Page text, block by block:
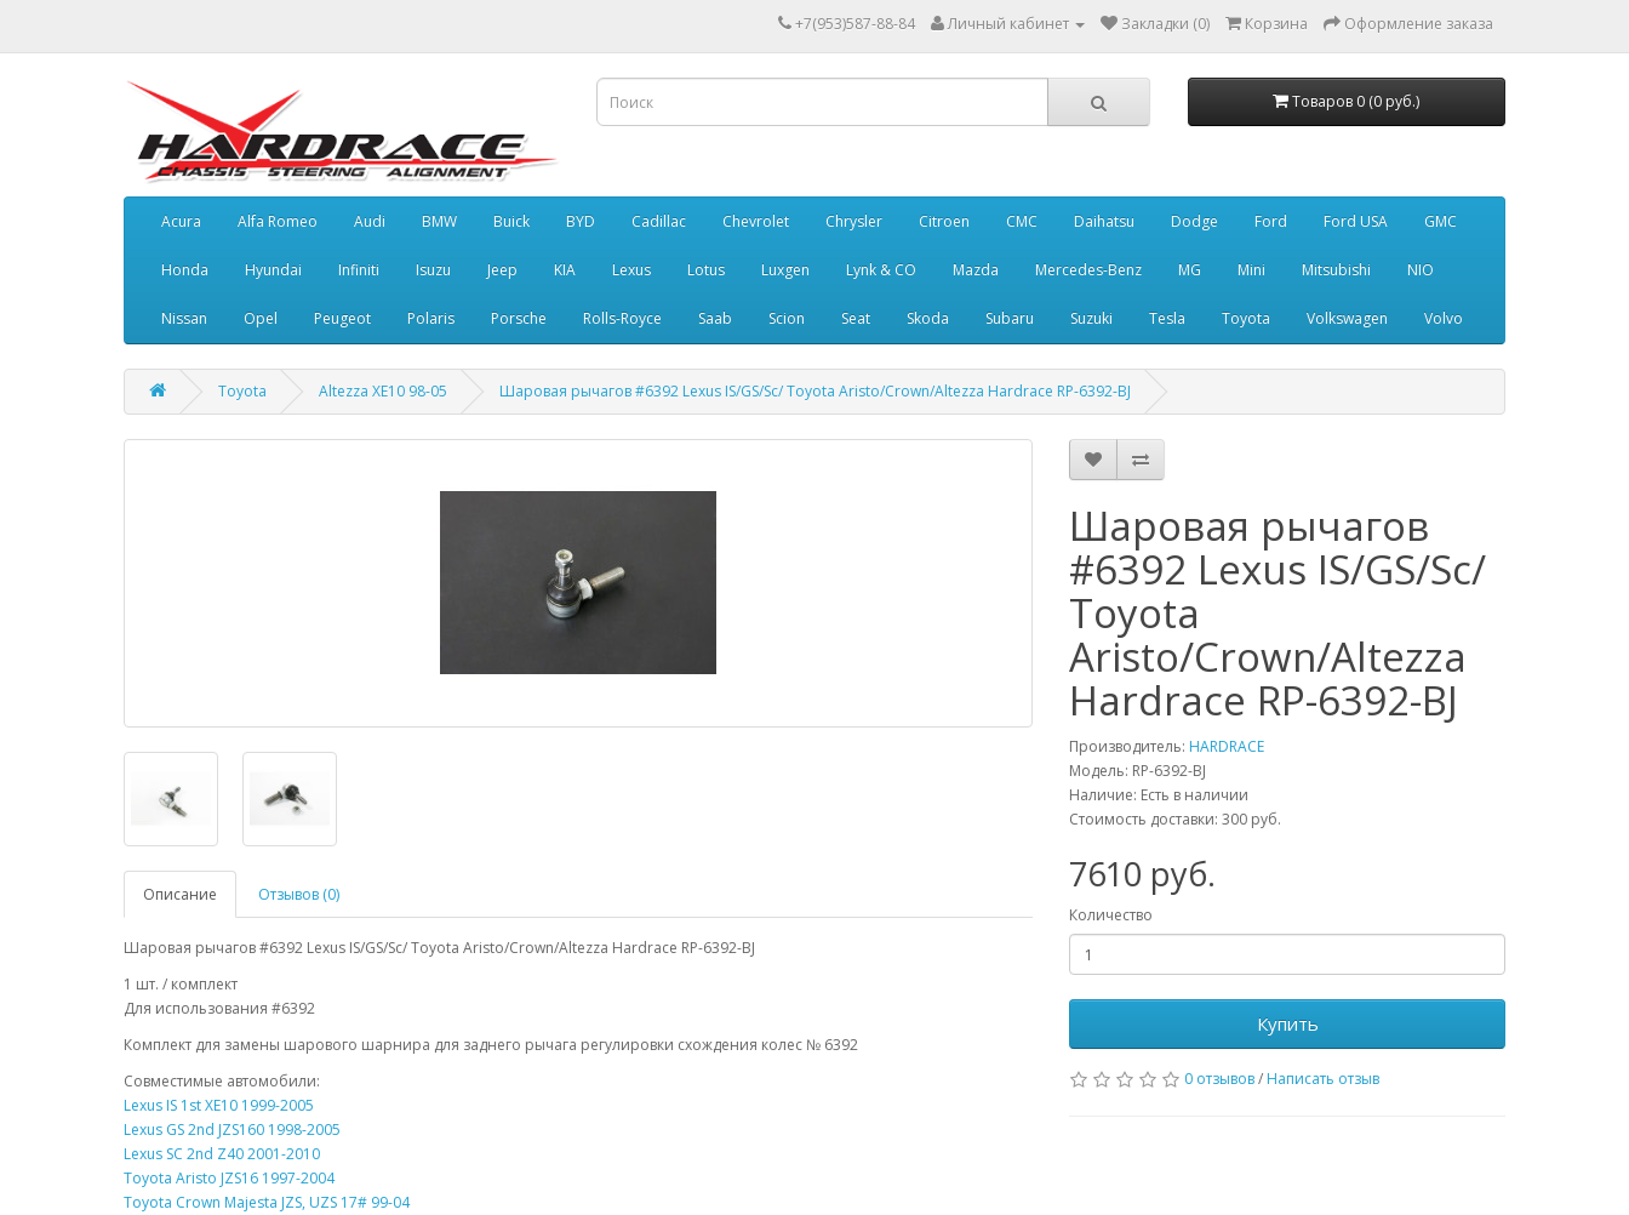
+7(953)587-88-84 Личный кабинет Закладки (0) Корзина Оформление заказа
Товаров 0 (0 руб.)
Acura Alfa Romeo Audi BMW Buick BYD Cadillac Chevrolet Chrysler Citroen CMC Daihatsu Dodge Ford Ford USA GMC
Honda Hyundai Infiniti Isuzu Jeep KIA Lexus Lotus Luxgen Lynk & CO Mazda Mercedes-Benz MG Mini Mitsubishi NIO
Nissan Opel Peugeot Polaris Porsche Rolls-Royce Saab Scion Seat Skoda Subaru Suzuki Tesla Toyota Volkswagen Volvo
Toyota Altezza XE10 98-05 Шаровая рычагов #6392 Lexus IS/GS/Sc/ Toyota Aristo/Crown/Altezza Hardrace RP-6392-BJ
Описание Отзывов (0)
Шаровая рычагов #6392 Lexus IS/GS/Sc/ Toyota Aristo/Crown/Altezza Hardrace RP-6392-BJ
1 шт. / комплект
Для использования #6392
Комплект для замены шарового шарнира для заднего рычага регулировки схождения колес № 6392
Совместимые автомобили:
Lexus IS 1st XE10 1999-2005
Lexus GS 2nd JZS160 1998-2005
Lexus SC 2nd Z40 2001-2010
Toyota Aristo JZS16 1997-2004
Toyota Crown Majesta JZS, UZS 17# 99-04
Шаровая рычагов
#6392 Lexus IS/GS/Sc/
Toyota
Aristo/Crown/Altezza
Hardrace RP-6392-BJ
Производитель: HARDRACE
Модель: RP-6392-BJ
Наличие: Есть в наличии
Стоимость доставки: 300 руб.
7610 руб.
Количество
Купить
0 отзывов/ Написать отзыв